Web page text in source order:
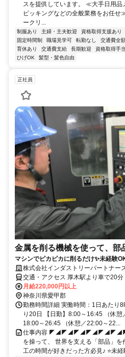
スを提供しています。 ≪大手日用品
ピッキングなどの全般業務をお任
ークリ...
制服あり 主婦・主夫歓迎 資格取得支援あり
固定時間制
職場見学可 転勤なし 交通費全
育休あり
交通費支給 長期歓迎 資格取得手
ひげOK
髪型・髪色自由
正社員
金属を削る機械を使って、部
マシンでピカピカに削るだけ✨未経験
株式会社インダストリーパートナ
交通・アクセス 厚木駅より車で20
丁目駅」から徒歩3分／車・バイク
月給220,000円以上
神奈川県愛甲郡
勤務時間詳細 実働時間：1日あたり
り20日 【日勤】8:00～16:45 （休憩
18:00～26:45 （休憩／22:00～22...
仕事内容
を操って、 世界を支える「部品」
工の時間が好きだった方必見♪ ⭐未